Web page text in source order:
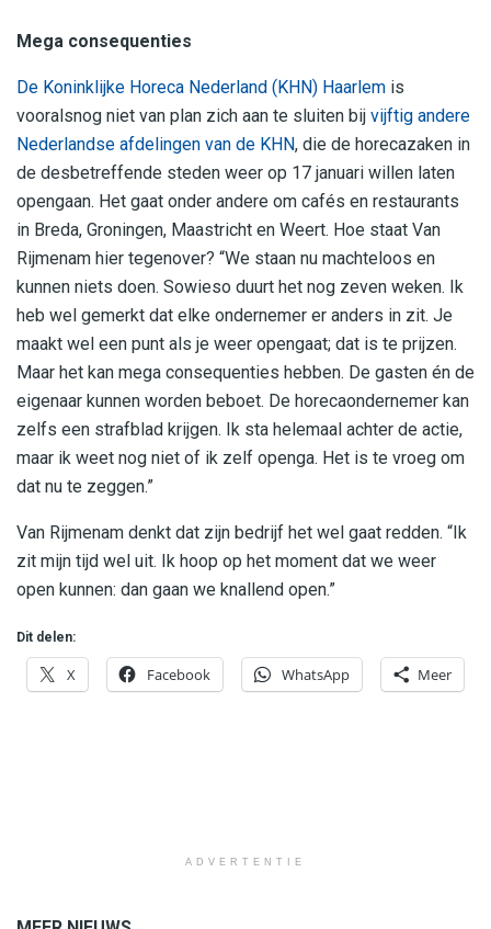
Mega consequenties
De Koninklijke Horeca Nederland (KHN) Haarlem is
vooralsnog niet van plan zich aan te sluiten bij vijftig andere
Nederlandse afdelingen van de KHN, die de horecazaken in
de desbetreffende steden weer op 17 januari willen laten
opengaan. Het gaat onder andere om cafés en restaurants
in Breda, Groningen, Maastricht en Weert. Hoe staat Van
Rijmenam hier tegenover? “We staan nu machteloos en
kunnen niets doen. Sowieso duurt het nog zeven weken. Ik
heb wel gemerkt dat elke ondernemer er anders in zit. Je
maakt wel een punt als je weer opengaat; dat is te prijzen.
Maar het kan mega consequenties hebben. De gasten én de
eigenaar kunnen worden beboet. De horecaondernemer kan
zelfs een strafblad krijgen. Ik sta helemaal achter de actie,
maar ik weet nog niet of ik zelf openga. Het is te vroeg om
dat nu te zeggen.”
Van Rijmenam denkt dat zijn bedrijf het wel gaat redden. “Ik
zit mijn tijd wel uit. Ik hoop op het moment dat we weer
open kunnen: dan gaan we knallend open.”
Dit delen:
X Facebook WhatsApp Meer
ADVERTENTIE